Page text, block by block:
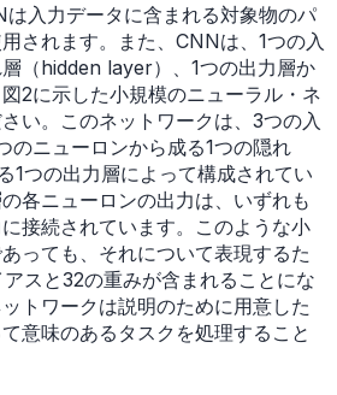
入力データに含まれる対象物のパ
されます。また、CNNは、1つの入
（hidden layer）、1つの出力層か
2に示した小規模のニューラル・ネ
い。このネットワークは、3つの入
のニューロンから成る1つの隠れ
1つの出力層によって構成されてい
各ニューロンの出力は、いずれも
接続されています。このような小
っても、それについて表現するた
スと32の重みが含まれることにな
トワークは説明のために用意した
意味のあるタスクを処理すること